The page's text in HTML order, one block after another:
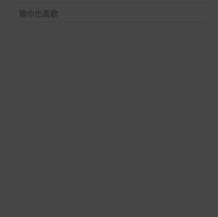
猜你也喜歡